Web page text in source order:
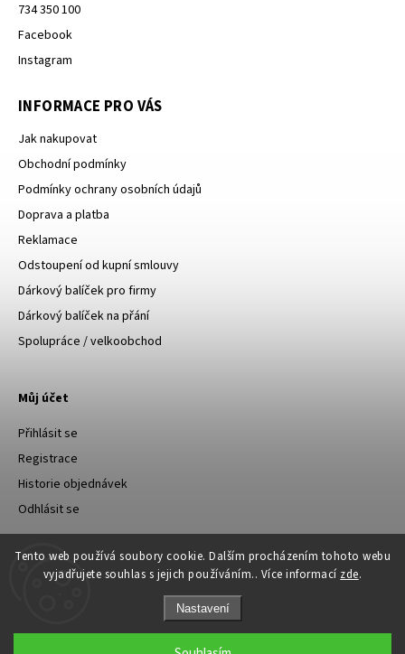
Tento web používá soubory cookie. Dalším procházením tohoto webu
vyjadřujete souhlas s jejich používáním.. Více informací zde.
Nastavení
734 350 100
Facebook
Instagram
INFORMACE PRO VÁS
Jak nakupovat
Obchodní podmínky
Podmínky ochrany osobních údajů
Doprava a platba
Reklamace
Odstoupení od kupní smlouvy
Dárkový balíček pro firmy
Dárkový balíček na přání
Spolupráce / velkoobchod
Můj účet
Přihlásit se
Registrace
Historie objednávek
Odhlásit se